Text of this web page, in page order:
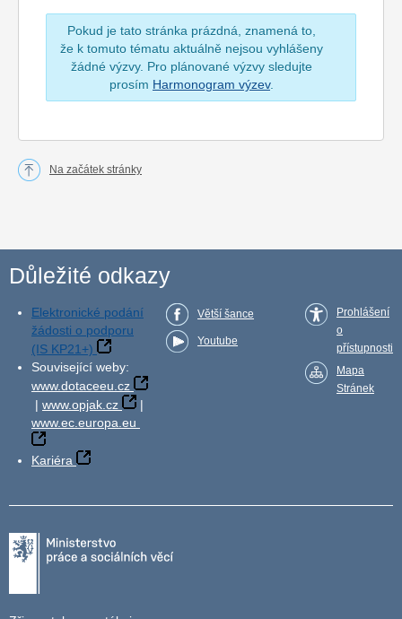
Pokud je tato stránka prázdná, znamená to,
že k tomuto tématu aktuálně nejsou vyhlášeny
žádné výzvy. Pro plánované výzvy sledujte
prosím Harmonogram výzev.
Na začátek stránky
Důležité odkazy
Elektronické podání
žádosti o podporu
(IS KP21+)
Související weby:
www.dotaceeu.cz
| www.opjak.cz
|
www.ec.europa.eu
Kariéra
Větší šance
Youtube
Prohlášení
o
přístupnosti
Mapa
Stránek